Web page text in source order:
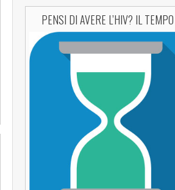
PENSI DI AVERE L’HIV? IL